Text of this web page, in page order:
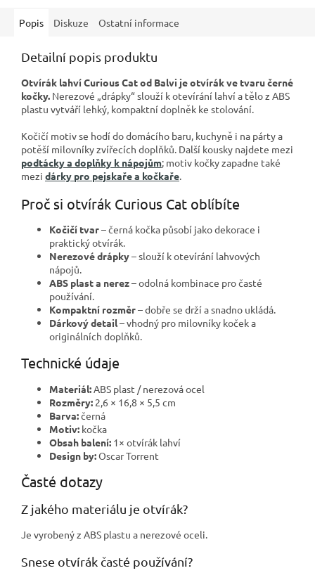
Popis Diskuze Ostatní informace
Detailní popis produktu
Otvírák lahví Curious Cat od Balvi je otvírák ve tvaru černé
kočky. Nerezové „drápky“ slouží k otevírání lahví a tělo z ABS
plastu vytváří lehký, kompaktní doplněk ke stolování.
Kočičí motiv se hodí do domácího baru, kuchyně i na párty a
potěší milovníky zvířecích doplňků. Další kousky najdete mezi
podtácky a doplňky k nápojům; motiv kočky zapadne také
mezi dárky pro pejskaře a kočkaře.
Proč si otvírák Curious Cat oblíbíte
Kočičí tvar– černá kočka působí jako dekorace i
praktický otvírák.
Nerezové drápky– slouží k otevírání lahvových
nápojů.
ABS plast a nerez– odolná kombinace pro časté
používání.
Kompaktní rozměr– dobře se drží a snadno ukládá.
Dárkový detail– vhodný pro milovníky koček a
originálních doplňků.
Technické údaje
Materiál: ABS plast / nerezová ocel
Rozměry: 2,6 × 16,8 × 5,5 cm
Barva:černá
Motiv: kočka
Obsah balení: 1× otvírák lahví
Design by:Oscar Torrent
Časté dotazy
Z jakého materiálu je otvírák?
Je vyrobený z ABS plastu a nerezové oceli.
Snese otvírák časté používání?